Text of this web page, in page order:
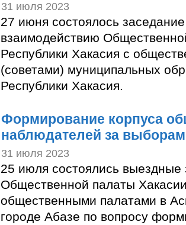
31 июля 2023
27 июня состоялось
взаимодействию
Республики Хакасия с
(советами) муниципальных
Республики Хакасия.
Формирование корпуса
наблюдателей за
31 июля 2023
25 июля состоялись выездные
Общественной палаты
общественными палатами в
городе Абазе по вопросу